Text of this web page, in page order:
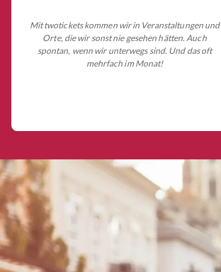
Mit twotickets kommen wir in Veranstaltungen und
Orte, die wir sonst nie gesehen hätten. Auch
spontan, wenn wir unterwegs sind. Und das oft
mehrfach im Monat!